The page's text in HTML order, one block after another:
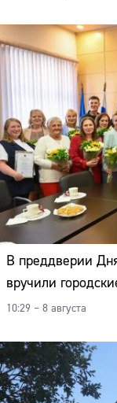
В преддверии
вручили
10:29 – 8 августа